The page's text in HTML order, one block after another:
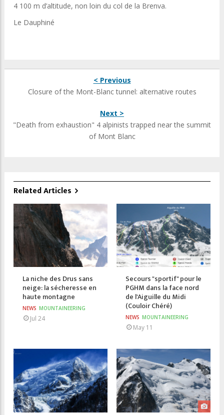
4 100 m d’altitude, non loin du col de la Brenva.
Le Dauphiné
< Previous
Closure of the Mont-Blanc tunnel: alternative routes
Next >
"Death from exhaustion" 4 alpinists trapped near the summit
of Mont Blanc
Related Articles
La niche des Drus sans
neige: la sécheresse en
haute montagne
NEWS MOUNTAINEERING
Jul 24
Secours "sportif" pour le
PGHM dans la face nord
de l'Aiguille du Midi
(Couloir Chéré)
NEWS MOUNTAINEERING
May 11